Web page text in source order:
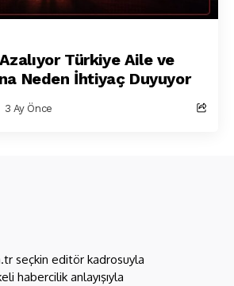
Türkiye Aile ve
Neden İhtiyaç Duyuyor
3 Ay Önce
seçkin editör kadrosuyla
habercilik anlayışıyla